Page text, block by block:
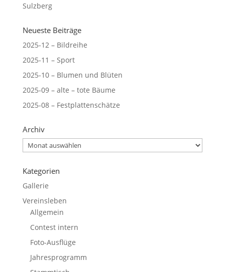
Sulzberg
Neueste Beiträge
2025-12 – Bildreihe
2025-11 – Sport
2025-10 – Blumen und Blüten
2025-09 – alte – tote Bäume
2025-08 – Festplattenschätze
Archiv
Archiv
Kategorien
Gallerie
Vereinsleben
Allgemein
Contest intern
Foto-Ausflüge
Jahresprogramm